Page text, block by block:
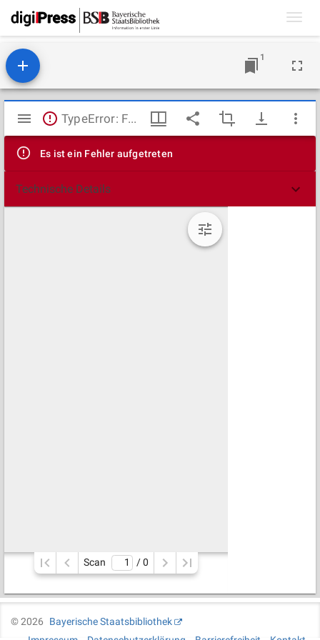
1
Mirador
Viewer
TypeError: Failed to fetch
Es ist ein Fehler aufgetreten
Technische Details
Scan / 0
©2026
Bayerische Staatsbibliothek